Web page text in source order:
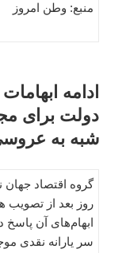
منبع: وطن امروز
ادامه
دولت برای
شبه به
روز بعد از تصویب
ابهام‌های آن پاسخ
سر یارانه نقدی